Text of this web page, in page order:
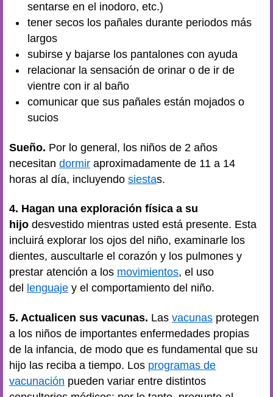
sentarse en el inodoro, etc.)
tener secos los pañales durante periodos más
largos
subirse y bajarse los pantalones con ayuda
relacionar la sensación de orinar o de ir de
vientre con ir al baño
comunicar que sus pañales están mojados o
sucios
Sueño. Por lo general, los niños de 2 años
necesitan dormir aproximadamente de 11 a 14
horas al día, incluyendo siestas.
4. Hagan una exploración física a su
hijo desvestido mientras usted está presente. Esta
incluirá explorar los ojos del niño, examinarle los
dientes, auscultarle el corazón y los pulmones y
prestar atención a los movimientos, el uso
del
lenguaje y el comportamiento del niño.
5. Actualicen sus vacunas. Las vacunas protegen
a los niños de importantes enfermedades propias
de la infancia, de modo que es fundamental que su
hijo las reciba a tiempo. Los programas de
vacunación pueden variar entre distintos